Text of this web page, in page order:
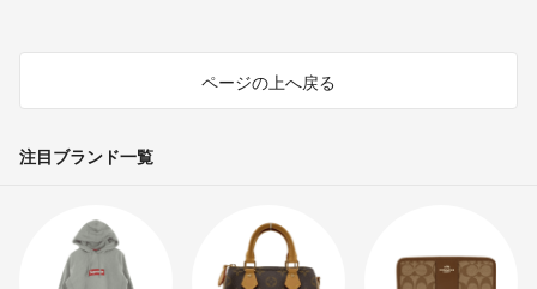
ページの上へ戻る
注目ブランド一覧